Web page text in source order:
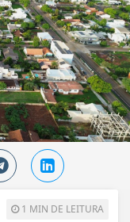
1 MIN DE LEITURA